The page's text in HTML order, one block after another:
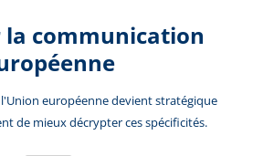
la communication
européenne devient stratégique
de mieux décrypter ces spécificités.